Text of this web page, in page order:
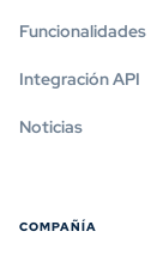
Funcionalidades
Integración API
Noticias
COMPAÑÍA